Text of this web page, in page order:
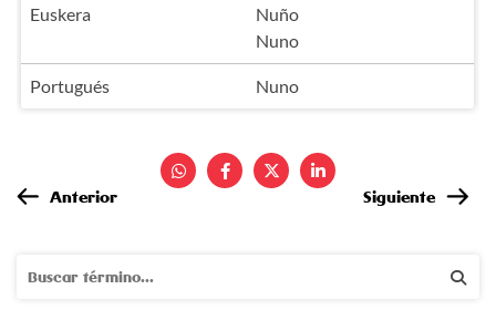
Euskera
Nuño
Nuno
Portugués Nuno
Anterior Siguiente